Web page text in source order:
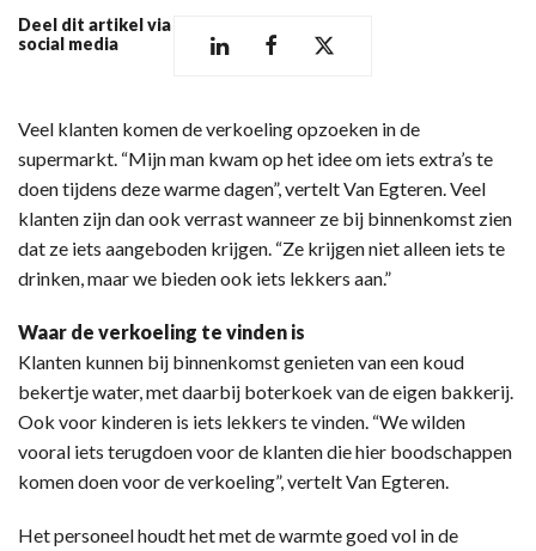
Deel dit artikel via
social media
Veel klanten komen de verkoeling opzoeken in de
supermarkt. “Mijn man kwam op het idee om iets extra’s te
doen tijdens deze warme dagen”, vertelt Van Egteren. Veel
klanten zijn dan ook verrast wanneer ze bij binnenkomst zien
dat ze iets aangeboden krijgen. “Ze krijgen niet alleen iets te
drinken, maar we bieden ook iets lekkers aan.”
Waar de verkoeling te vinden is
Klanten kunnen bij binnenkomst genieten van een koud
bekertje water, met daarbij boterkoek van de eigen bakkerij.
Ook voor kinderen is iets lekkers te vinden. “We wilden
vooral iets terugdoen voor de klanten die hier boodschappen
komen doen voor de verkoeling”, vertelt Van Egteren.
Het personeel houdt het met de warmte goed vol in de